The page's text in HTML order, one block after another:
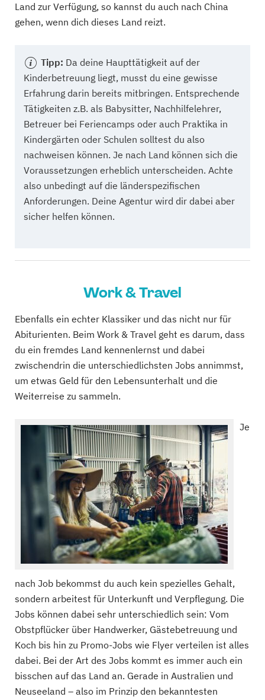
Land zur Verfügung, so kannst du auch nach China
gehen, wenn dich dieses Land reizt.
Tipp: Da deine Haupttätigkeit auf der
Kinderbetreuung liegt, musst du eine gewisse
Erfahrung darin bereits mitbringen. Entsprechende
Tätigkeiten z.B. als Babysitter, Nachhilfelehrer,
Betreuer bei Feriencamps oder auch Praktika in
Kindergärten oder Schulen solltest du also
nachweisen können. Je nach Land können sich die
Voraussetzungen erheblich unterscheiden. Achte
also unbedingt auf die länderspezifischen
Anforderungen. Deine Agentur wird dir dabei aber
sicher helfen können.
Work & Travel
Ebenfalls ein echter Klassiker und das nicht nur für
Abiturienten. Beim Work & Travel geht es darum, dass
du ein fremdes Land kennenlernst und dabei
zwischendrin die unterschiedlichsten Jobs annimmst,
um etwas Geld für den Lebensunterhalt und die
Weiterreise zu sammeln.
Je
nach Job bekommst du auch kein spezielles Gehalt,
sondern arbeitest für Unterkunft und Verpflegung. Die
Jobs können dabei sehr unterschiedlich sein: Vom
Obstpflücker über Handwerker, Gästebetreuung und
Koch bis hin zu Promo-Jobs wie Flyer verteilen ist alles
dabei. Bei der Art des Jobs kommt es immer auch ein
bisschen auf das Land an. Gerade in Australien und
Neuseeland – also im Prinzip den bekanntesten